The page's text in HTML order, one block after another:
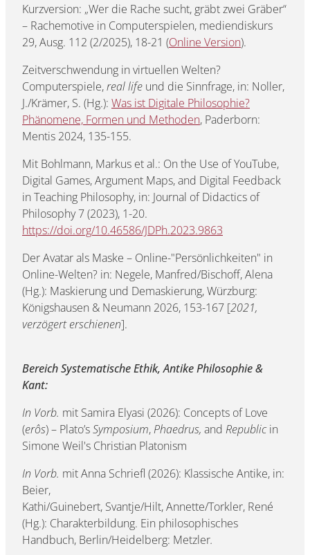
Kurzversion: „Wer die Rache sucht, gräbt zwei Gräber“
– Rachemotive in Computerspielen, mediendiskurs
29, Ausg. 112 (2/2025), 18-21 (Online Version).
Zeitverschwendung in virtuellen Welten?
Computerspiele,real life und die Sinnfrage, in: Noller,
J./Krämer, S. (Hg.): Was ist Digitale Philosophie?
Phänomene, Formen und Methoden, Paderborn:
Mentis 2024, 135-155.
Mit Bohlmann, Markus et al.: On the Use of YouTube,
Digital Games, Argument Maps, and Digital Feedback
in Teaching Philosophy, in: Journal of Didactics of
Philosophy 7 (2023), 1-20.
https://doi.org/10.46586/JDPh.2023.9863
Der Avatar als Maske – Online-"Persönlichkeiten" in
Online-Welten? in: Negele, Manfred/Bischoff, Alena
(Hg.): Maskierung und Demaskierung, Würzburg:
Königshausen & Neumann 2026, 153-167 [2021,
verzögert erschienen].
Bereich Systematische Ethik, Antike Philosophie &
Kant:
In Vorb. mit Samira Elyasi (2026): Concepts of Love
(erôs) – Plato’sSymposium,Phaedrus, and Republicin
Simone Weil's Christian Platonism
In Vorb. mit Anna Schriefl (2026): Klassische Antike, in:
Beier,
Kathi/Guinebert, Svantje/Hilt, Annette/Torkler, René
(Hg.): Charakterbildung. Ein philosophisches
Handbuch, Berlin/Heidelberg: Metzler.